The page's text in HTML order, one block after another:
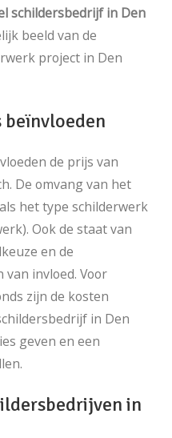
schildersbedrijf in Den
beeld van de
project in Den
beïnvloeden
de prijs van
De omvang van het
het type schilderwerk
Ook de staat van
en de
invloed. Voor
zijn de kosten
in Den
geven en een
in